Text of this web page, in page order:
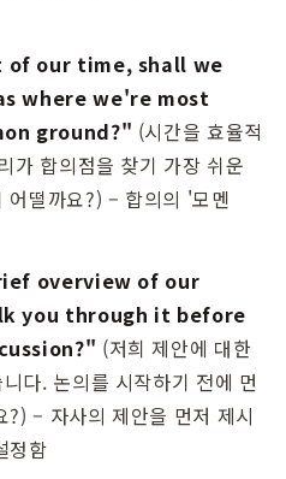
of our time, shall we
where we're most
ground?" (시간을 효율적
가 합의점을 찾기 가장 쉬운
어떨까요?) – 합의의 '모멘
overview of our
you through it before
(저희 제안에 대한
다. 논의를 시작하기 전에 먼
?) – 자사의 제안을 먼저 제시
정함